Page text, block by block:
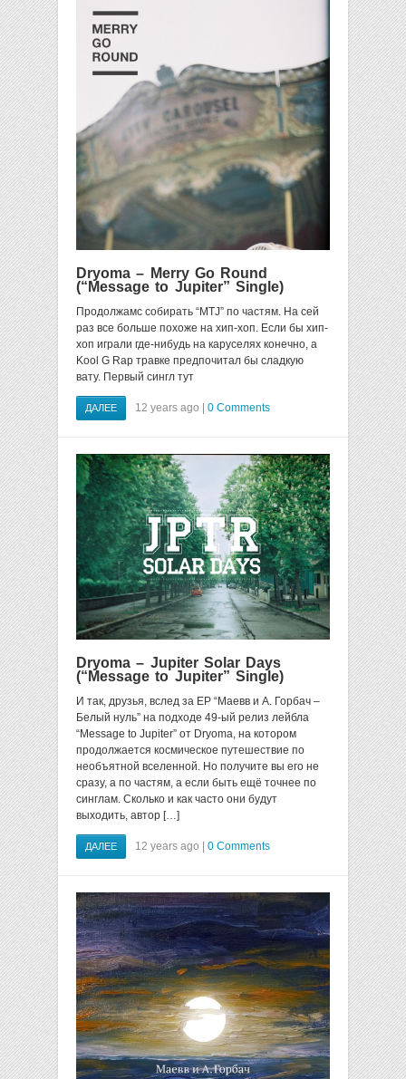
Dryoma – Merry Go Round
(“Message to Jupiter” Single)
Продолжамс собирать “MTJ” по частям. На сей
раз все больше похоже на хип-хоп. Если бы хип-
хоп играли где-нибудь на каруселях конечно, а
Kool G Rap травке предпочитал бы сладкую
вату. Первый сингл тут
ДАЛЕЕ 12 years ago | 0 Comments
Dryoma – Jupiter Solar Days
(“Message to Jupiter” Single)
И так, друзья, вслед за EP “Маевв и А. Горбач –
Белый нуль” на подходе 49-ый релиз лейбла
“Message to Jupiter” от Dryoma, на котором
продолжается космическое путешествие по
необъятной вселенной. Но получите вы его не
сразу, а по частям, а если быть ещё точнее по
синглам. Сколько и как часто они будут
выходить, автор […]
ДАЛЕЕ 12 years ago | 0 Comments